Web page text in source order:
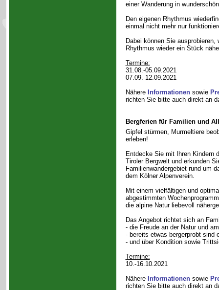
einer Wanderung in
Den eigenen Rhythmus
einmal nicht mehr nur
Dabei können Sie
Rhythmus wieder ein Stück
Termine:
31.08.-05.09.2021
07.09.-12.09.2021
Nähere Informationensowie
richten Sie bitte auch direkt an
Bergferien für Familien und
Gipfel stürmen, Murmeltiere
erleben!
Entdecke Sie mit Ihren Kindern
Tiroler Bergwelt und erkunden
Familienwandergebiet rund um
dem Kölner Alpenverein.
Mit einem vielfältigen und
abgestimmten
die alpine Natur liebevoll
Das Angebot richtet sich an
- die Freude an der Natur und
- bereits etwas bergerprobt sind
- und über Kondition sowie
Termine:
10.-16.10.2021
Nähere Informationensowie
richten Sie bitte auch direkt an